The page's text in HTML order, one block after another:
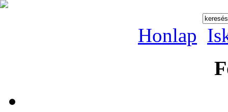
Honlap